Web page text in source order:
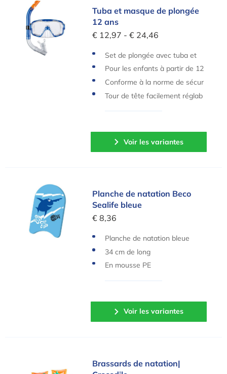
Tuba et masque de plongée 12 ans
Tuba et masque de plongée
12 ans
€ 12,97 - € 24,46
Set de plongée avec tuba et
masque
Pour les enfants à partir de 12
ans
Conforme à la norme de sécur
ité EN 1972
Tour de tête facilement réglab
Voir les variantes
Planche de natation Beco Sealife bleue
Planche de natation Beco
Sealife bleue
€ 8,36
Planche de natation bleue
34 cm de long
En mousse PE
Voir les variantes
Brassards de natation| Crocodile
Brassards de natation|